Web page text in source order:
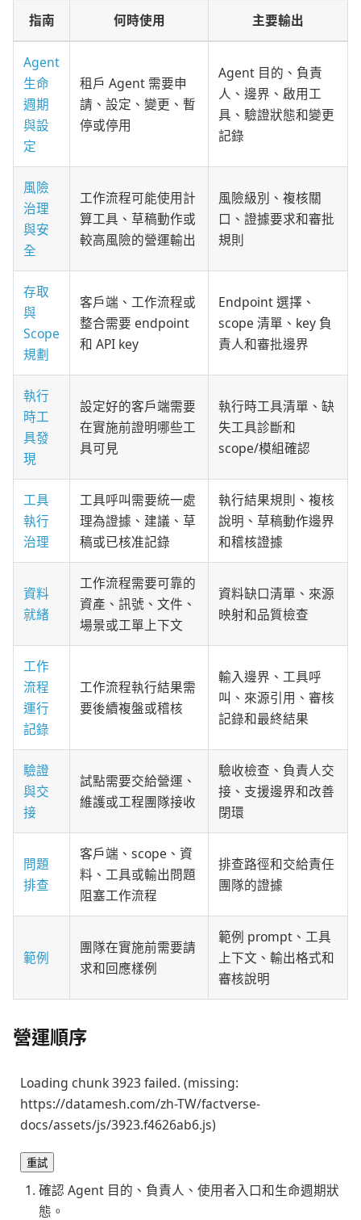
指南 何時使用 主要輸出
Agent
生命
週期
與設
定
租戶 Agent 需要申
請、設定、變更、暫
停或停用
Agent 目的、負責
人、邊界、啟用工
具、驗證狀態和變更
記錄
風險
治理
與安
全
工作流程可能使用計
算工具、草稿動作或
較高風險的營運輸出
風險級別、複核關
口、證據要求和審批
規則
存取
與
Scope
規劃
客戶端、工作流程或
整合需要 endpoint
和 API key
Endpoint 選擇、
scope 清單、key 負
責人和審批邊界
執行
時工
具發
現
設定好的客戶端需要
在實施前證明哪些工
具可見
執行時工具清單、缺
失工具診斷和
scope/模組確認
工具
執行
治理
工具呼叫需要統一處
理為證據、建議、草
稿或已核准記錄
執行結果規則、複核
說明、草稿動作邊界
和稽核證據
資料
就緒
工作流程需要可靠的
資產、訊號、文件、
場景或工單上下文
資料缺口清單、來源
映射和品質檢查
工作
流程
運行
記錄
工作流程執行結果需
要後續複盤或稽核
輸入邊界、工具呼
叫、來源引用、審核
記錄和最終結果
驗證
與交
接
試點需要交給營運、
維護或工程團隊接收
驗收檢查、負責人交
接、支援邊界和改善
閉環
問題
排查
客戶端、scope、資
料、工具或輸出問題
阻塞工作流程
排查路徑和交給責任
團隊的證據
範例
團隊在實施前需要請
求和回應樣例
範例 prompt、工具
上下文、輸出格式和
審核說明
營運順序
Loading chunk 3923 failed. (missing:
https://datamesh.com/zh-TW/factverse-
docs/assets/js/3923.f4626ab6.js)
重試
確認 Agent 目的、負責人、使用者入口和生命週期狀
態。